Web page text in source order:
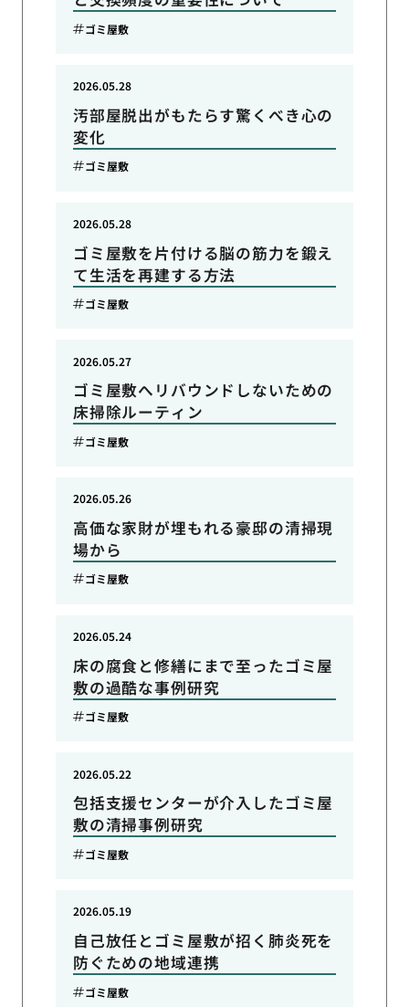
ゴミ屋敷
汚部屋脱出がもたらす驚くべき心の
変化
2026.05.28
ゴミ屋敷
ゴミ屋敷を片付ける脳の筋力を鍛え
て生活を再建する方法
2026.05.28
ゴミ屋敷
ゴミ屋敷へリバウンドしないための
床掃除ルーティン
2026.05.27
ゴミ屋敷
高価な家財が埋もれる豪邸の清掃現
場から
2026.05.26
ゴミ屋敷
床の腐食と修繕にまで至ったゴミ屋
敷の過酷な事例研究
2026.05.24
ゴミ屋敷
包括支援センターが介入したゴミ屋
敷の清掃事例研究
2026.05.22
ゴミ屋敷
自己放任とゴミ屋敷が招く肺炎死を
防ぐための地域連携
2026.05.19
ゴミ屋敷